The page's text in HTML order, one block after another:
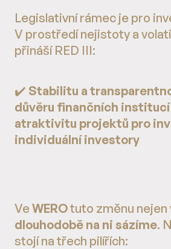
Legislativní rámec je pro
V prostředí nejistoty a
přináší RED III:
✔️ Stabilitu a
důvěru finančních institucí
atraktivitu projektů pro
individuální investory
Ve WEROtuto změnu nejen
dlouhodobě na ni sázíme.
stojí na třech pilířích: